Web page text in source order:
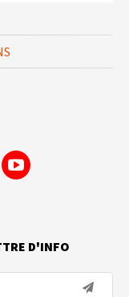
D'INFO